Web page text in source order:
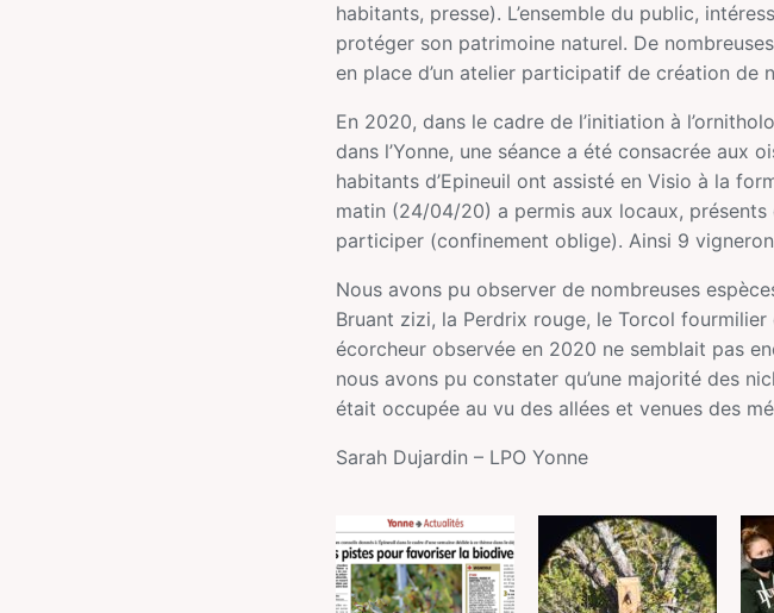
habitants, presse). L’ensemble du public,
protéger son patrimoine naturel. De
en place d’un atelier participatif de création de
En 2020, dans le cadre de l’initiation à
dans l’Yonne, une séance a été consacrée aux
habitants d’Epineuil ont assisté en Visio à la
matin (24/04/20) a permis aux locaux, présents
participer (confinement oblige). Ainsi 9
Nous avons pu observer de nombreuses
Bruant zizi, la Perdrix rouge, le Torcol
écorcheur observée en 2020 ne semblait pas
nous avons pu constater qu’une majorité des
était occupée au vu des allées et venues des
Sarah Dujardin – LPO Yonne